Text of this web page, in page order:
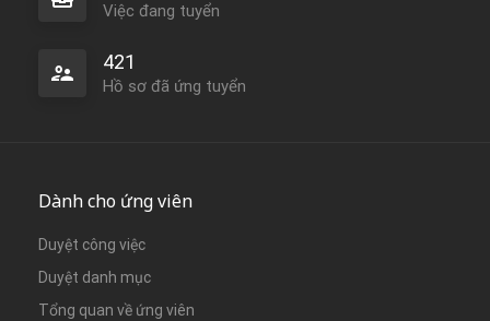
Việc đang tuyển
421
Hồ sơ đã ứng tuyển
Dành cho ứng viên
Duyệt công việc
Duyệt danh mục
Tổng quan về ứng viên